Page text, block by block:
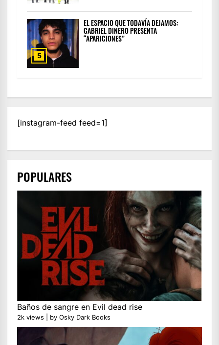
5
EL ESPACIO QUE TODAVÍA DEJAMOS:
GABRIEL DINERO PRESENTA
“APARICIONES”
[instagram-feed feed=1]
POPULARES
Baños de sangre en Evil dead rise
2k views by Osky Dark Books